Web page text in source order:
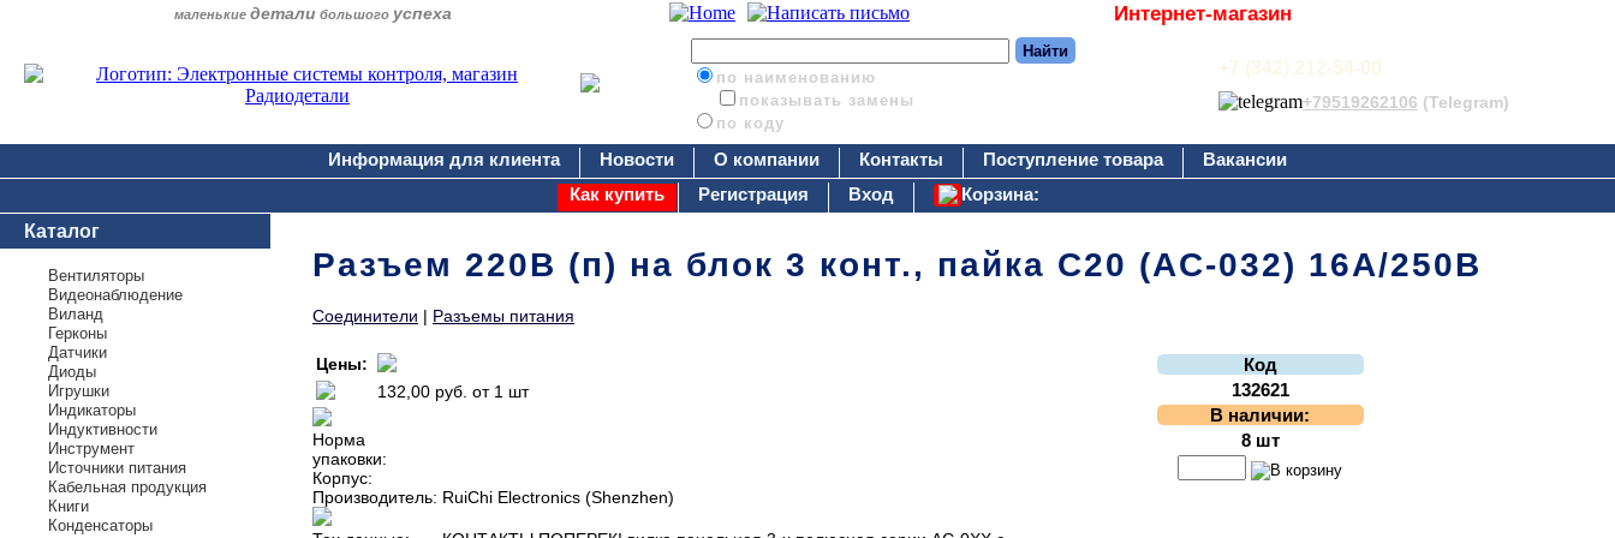
маленькие детали большого успеха Интернет-магазин
по наименованию
показывать замены
по коду
+7 (342) 212-54-00
+79519262106 (Telegram)
Информация для клиента Новости О компании Контакты Поступление товара
Вакансии
Как купить
Регистрация Вход
Корзина:
Каталог
Вентиляторы
Видеонаблюдение
Виланд
Герконы
Датчики
Диоды
Игрушки
Индикаторы
Индуктивности
Инструмент
Источники питания
Кабельная продукция
Книги
Конденсаторы
Разъем 220В (п) на блок 3 конт., пайка С20 (AC-032) 16А/250В
Соединители | Разъемы питания
Цены:
132,00 руб. от 1 шт
Норма
упаковки:
Корпус:
Производитель: RuiChi Electronics (Shenzhen)
Код
132621
В наличии:
8 шт